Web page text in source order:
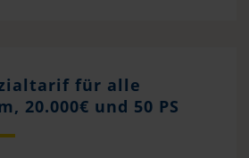
für alle
20.000€ und 50 PS